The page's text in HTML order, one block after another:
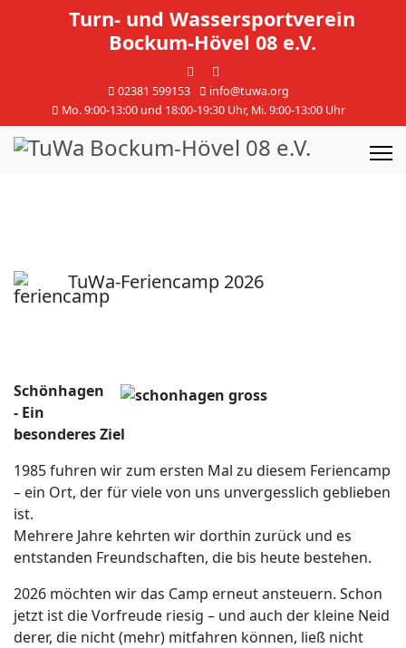
Turn- und Wassersportverein
Bockum-Hövel 08 e.V.
02381 599153
info@tuwa.org
Mo. 9:00-13:00 und 18:00-19:30 Uhr, Mi. 9:00-13:00 Uhr
TuWa-Feriencamp 2026
Schönhagen
- Ein
besonderes Ziel
1985 fuhren wir zum ersten Mal zu diesem Feriencamp
– ein Ort, der für viele von uns unvergesslich geblieben
ist.
Mehrere Jahre kehrten wir dorthin zurück und es
entstanden Freundschaften, die bis heute bestehen.
2026 möchten wir das Camp erneut ansteuern. Schon
jetzt ist die Vorfreude riesig – und auch der kleine Neid
derer, die nicht (mehr) mitfahren können, ließ nicht